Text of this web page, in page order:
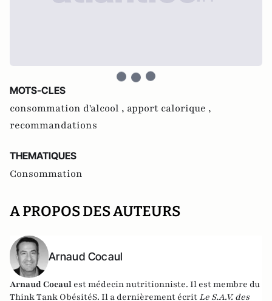
MOTS-CLES
consommation d'alcool , apport calorique ,
recommandations
THEMATIQUES
Consommation
A PROPOS DES AUTEURS
Arnaud Cocaul
Arnaud Cocaul est médecin nutritionniste. Il est membre du
Think Tank ObésitéS. Il a dernièrement écrit Le S.A.V. des